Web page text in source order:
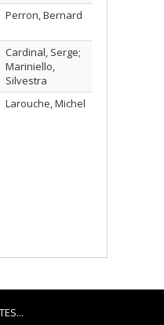
Perron, Bernard
Cardinal, Serge;
Mariniello,
Silvestra
Larouche, Michel